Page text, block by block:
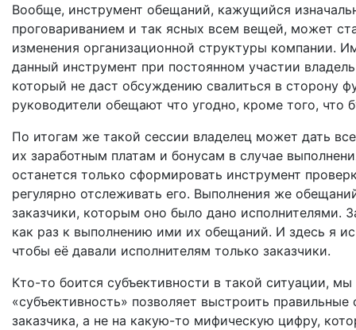
Вообще, инструмент обещаний, кажущийся
проговариванием и так ясных всем вещей, может
изменения организационной структуры компании.
данный инструмент при постоянном участии
который не даст обсуждению свалиться в сторону
руководители обещают что угодно, кроме того, что
По итогам же такой сессии владелец может дать
их заработным платам и бонусам в случае
останется только сформировать инструмент
регулярно отслеживать его. Выполнения же
заказчики, которым оно было дано исполнителями.
как раз к выполнению ими их обещаний. И здесь я
чтобы её давали исполнителям только заказчики.
Кто-то боится субъективности в такой ситуации,
«субъективность» позволяет выстроить
заказчика, а не на какую-то мифическую цифру,